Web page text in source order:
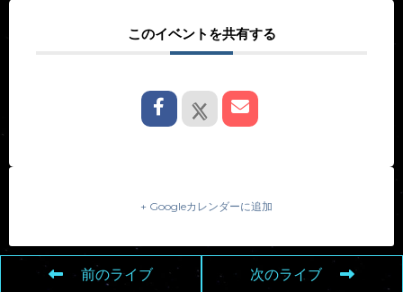
このイベントを共有する
+ Googleカレンダーに追加
前のライブ 次のライブ